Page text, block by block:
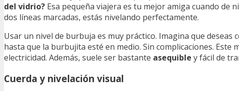
del vidrio? Esa pequeña viajera es tu mejor amiga cuando de
dos líneas marcadas, estás nivelando perfectamente.
Usar un nivel de burbuja es muy práctico. Imagina que
hasta que la burbujita esté en medio. Sin complicaciones.
electricidad. Además, suele ser bastante asequible y fácil de
Cuerda y nivelación visual